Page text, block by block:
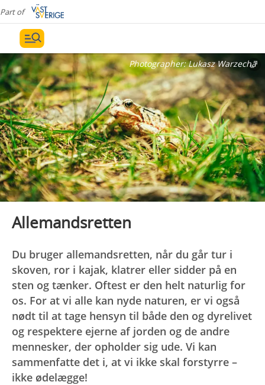
Part of
Photographer:Lukasz Warzecha
Allemandsretten
Du bruger allemandsretten, når du går tur i
skoven, ror i kajak, klatrer eller sidder på en
sten og tænker. Oftest er den helt naturlig for
os. For at vi alle kan nyde naturen, er vi også
nødt til at tage hensyn til både den og dyrelivet
og respektere ejerne af jorden og de andre
mennesker, der opholder sig ude. Vi kan
sammenfatte det i, at vi ikke skal forstyrre –
ikke ødelægge!